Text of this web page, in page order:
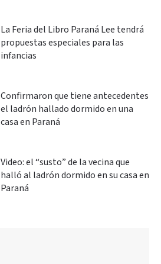
La Feria del Libro Paraná Lee tendrá
propuestas especiales para las
infancias
Confirmaron que tiene antecedentes
el ladrón hallado dormido en una
casa en Paraná
Video: el “susto” de la vecina que
halló al ladrón dormido en su casa en
Paraná